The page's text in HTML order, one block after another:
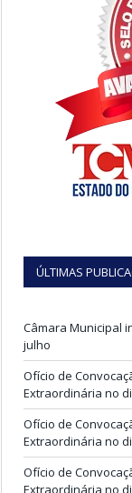
ÚLTIMAS
Câmara Municipal
julho
Ofício de
Extraordinária no
Ofício de
Extraordinária no
Ofício de